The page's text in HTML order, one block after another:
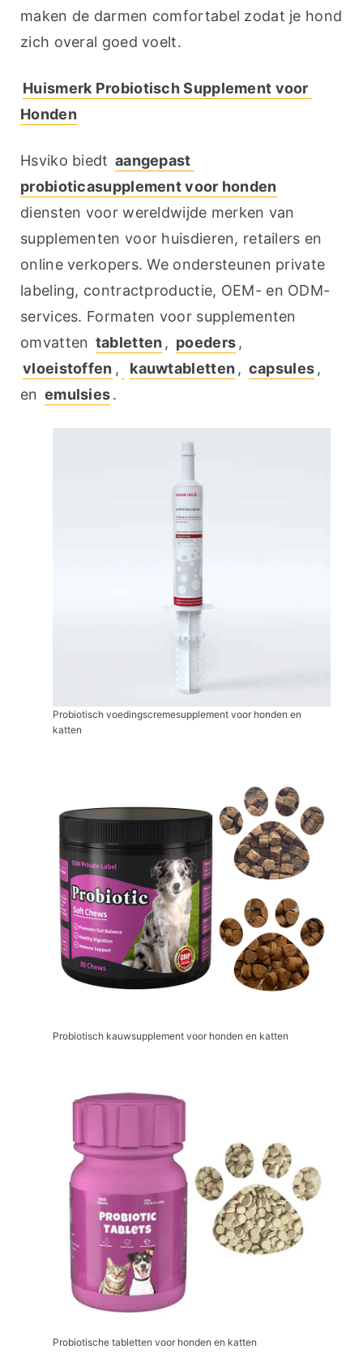
maken de darmen comfortabel zodat je hond
zich overal goed voelt.
Huismerk Probiotisch Supplement voor
Honden
Hsviko biedt aangepast
probioticasupplement voor honden
diensten voor wereldwijde merken van
supplementen voor huisdieren, retailers en
online verkopers. We ondersteunen private
labeling, contractproductie, OEM- en ODM-
services. Formaten voor supplementen
omvatten tabletten , poeders
vloeistoffen , kauwtabletten , capsules ,
en emulsies.
Probiotisch voedingscremesupplement voor honden en
katten
Probiotisch kauwsupplement voor honden en katten
Probiotische tabletten voor honden en katten